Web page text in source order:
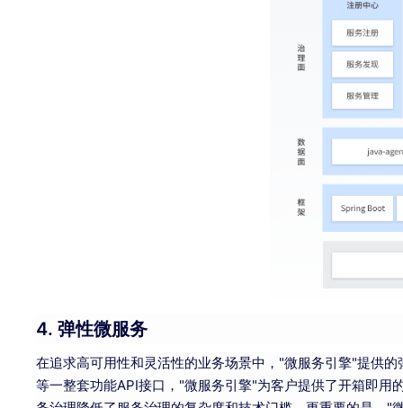
4. 弹性微服务
在追求高可用性和灵活性的业务场景中，"微服务引擎"提供
等一整套功能API接口，"微服务引擎"为客户提供了开箱即用